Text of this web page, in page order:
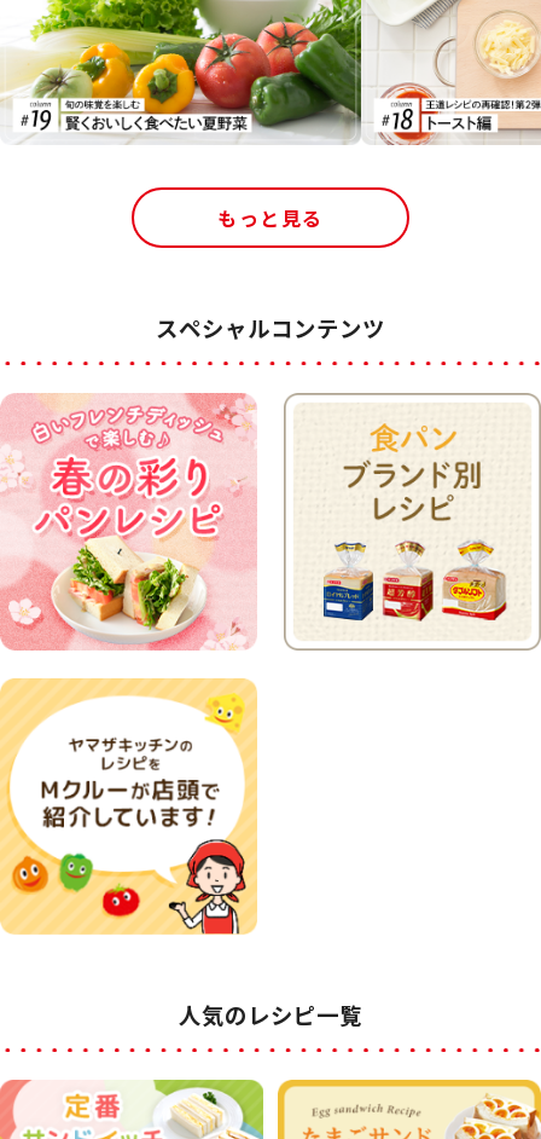
もっと見る
スペシャルコンテンツ
人気のレシピ一覧